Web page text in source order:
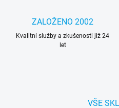
ZALOŽENO 2002
Kvalitní služby a zkušenosti již 24
let
VŠE